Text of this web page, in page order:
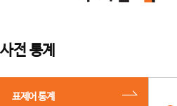
사전 통계
표제어 통계